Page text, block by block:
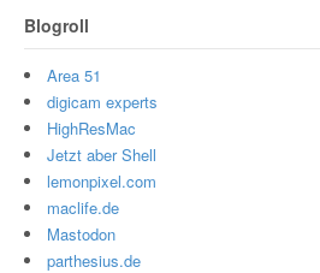
Blogroll
Area 51
digicam experts
HighResMac
Jetzt aber Shell
lemonpixel.com
maclife.de
Mastodon
parthesius.de